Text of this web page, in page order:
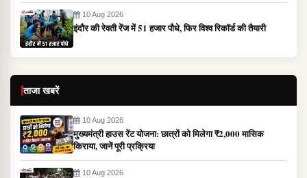
10 Aug 2026
इंदौर की रेवती रेंज में 51 हजार पौधे, फिर विश्व रिकॉर्ड की तैयारी
ताजा खबरें
10 Aug 2026
मुख्यमंत्री हाउस रेंट योजना: छात्रों को मिलेगा ₹2,000 मासिक
किराया, जानें पूरी प्रक्रिया
10 Aug 2026